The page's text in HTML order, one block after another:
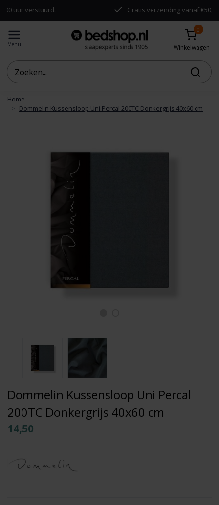
Gratis verzending vanaf €50,-
Menu
0
Winkelwagen
Home
Dommelin Kussensloop Uni Percal 200TC Donkergrijs 40x60 cm
Dommelin Kussensloop Uni Percal
200TC Donkergrijs 40x60 cm
14,50